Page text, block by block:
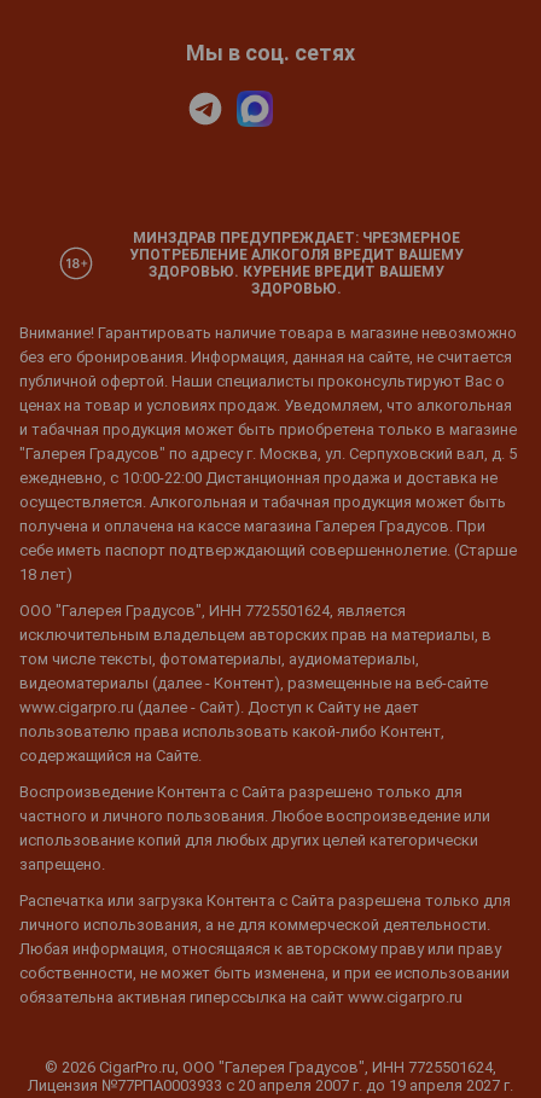
Мы в соц. сетях
МИНЗДРАВ ПРЕДУПРЕЖДАЕТ: ЧРЕЗМЕРНОЕ
УПОТРЕБЛЕНИЕ АЛКОГОЛЯ ВРЕДИТ ВАШЕМУ
ЗДОРОВЬЮ. КУРЕНИЕ ВРЕДИТ ВАШЕМУ
ЗДОРОВЬЮ.
Внимание! Гарантировать наличие товара в магазине невозможно
без его бронирования. Информация, данная на сайте, не считается
публичной офертой. Наши специалисты проконсультируют Вас о
ценах на товар и условиях продаж. Уведомляем, что алкогольная
и табачная продукция может быть приобретена только в магазине
"Галерея Градусов" по адресу г. Москва, ул. Серпуховский вал, д. 5
ежедневно, с 10:00-22:00 Дистанционная продажа и доставка не
осуществляется. Алкогольная и табачная продукция может быть
получена и оплачена на кассе магазина Галерея Градусов. При
себе иметь паспорт подтверждающий совершеннолетие. (Старше
18 лет)
ООО "Галерея Градусов", ИНН 7725501624, является
исключительным владельцем авторских прав на материалы, в
том числе тексты, фотоматериалы, аудиоматериалы,
видеоматериалы (далее - Контент), размещенные на веб-сайте
www.cigarpro.ru (далее - Сайт). Доступ к Сайту не дает
пользователю права использовать какой-либо Контент,
содержащийся на Сайте.
Воспроизведение Контента с Сайта разрешено только для
частного и личного пользования. Любое воспроизведение или
использование копий для любых других целей категорически
запрещено.
Распечатка или загрузка Контента с Сайта разрешена только для
личного использования, а не для коммерческой деятельности.
Любая информация, относящаяся к авторскому праву или праву
собственности, не может быть изменена, и при ее использовании
обязательна активная гиперссылка на сайт www.cigarpro.ru
© 2026 CigarPro.ru, ООО "Галерея Градусов", ИНН 7725501624,
Лицензия №77РПА0003933 c 20 апреля 2007 г. до 19 апреля 2027 г.